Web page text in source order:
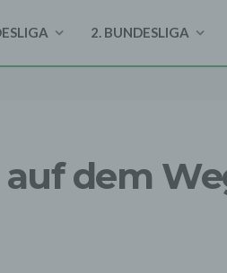
2. BUNDESLIGA
auf dem